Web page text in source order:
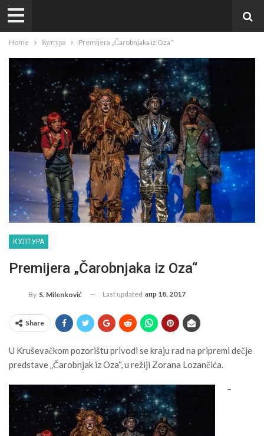
Home Култура Premijera „Čarobnjaka iz Oza“
КУЛТУРА
Premijera „Čarobnjaka iz Oza“
By S. Milenković Last updated апр 18, 2017
Share
U Kruševačkom pozorištu privodi se kraju rad na pripremi dečje
predstave „Čarobnjak iz Oza“, u režiji Zorana Lozančića.
–